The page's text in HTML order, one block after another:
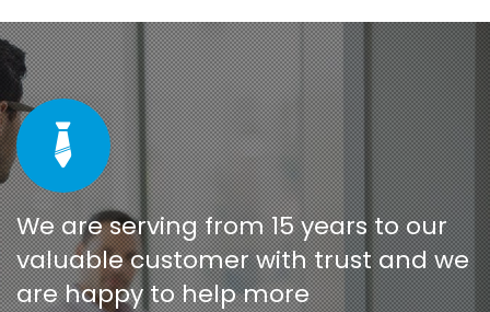
We are serving from 15 years to our
valuable customer with trust and we
are happy to help more